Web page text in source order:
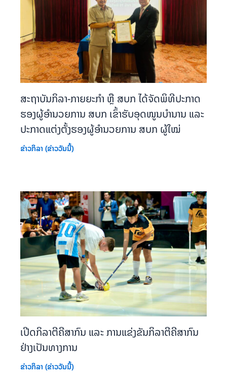
ສະຖາບັນກິລາ-ກາຍຍະກຳ ຫຼື ສບກ ໄດ້ຈັດພິທີປະກາດ
ຮອງຜູ້ອຳນວຍການ ສບກ ເຂົ້າຮັບອຸດໜູນບຳນານ ແລະ
ປະກາດແຕ່ງຕັ້ງຮອງຜູ້ອຳນວຍການ ສບກ ຜູ້ໃໝ່
ຂ່າວກິລາ (ຂ່າວວັນນີ້)
ເປີດກິລາຕີຄີສາກົນ ແລະ ການແຂ່ງຂັນກິລາຕີຄີສາກົນ
ຢ່າງເປັນທາງການ
ຂ່າວກິລາ (ຂ່າວວັນນີ້)